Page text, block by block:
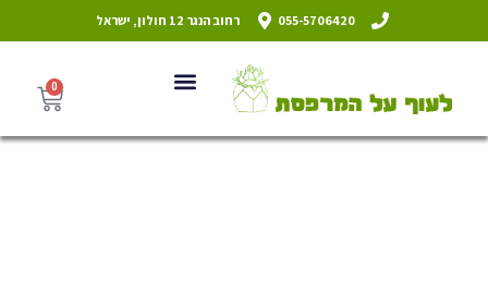
055-5706420 רחוב הנגר 12 חולון, ישראל
0